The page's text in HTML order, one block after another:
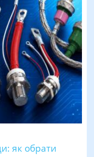
як обрати